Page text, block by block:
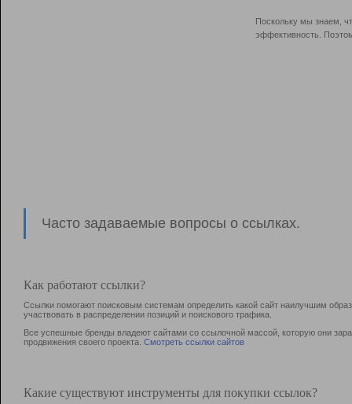
Поскольку мы знаем,
эффективность.
Часто задаваемые вопросы о ссылках.
Как работают ссылки?
Ссылки помогают поисковым системам определить какой сайт наилучшим
участвовать в раcпределении позиций и поискового трафика.
Все успешные бренды владеют сайтами со ссылочной массой, которую они
продвижения своего проекта. Смотреть ссылки сайтов
Какие существуют инструменты для покупки ссылок?